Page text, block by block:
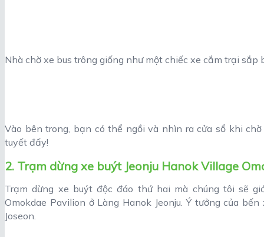
Nhà chờ xe bus trông giống như một chiếc xe cắm trại
Vào bên trong, bạn có thể ngồi và nhìn ra cửa sổ khi
tuyết đấy!
2. Trạm dừng xe buýt Jeonju Hanok Village
Trạm dừng xe buýt độc đáo thứ hai mà chúng tôi sẽ
Omokdae Pavilion ở Làng Hanok Jeonju. Ý tưởng của
Joseon.